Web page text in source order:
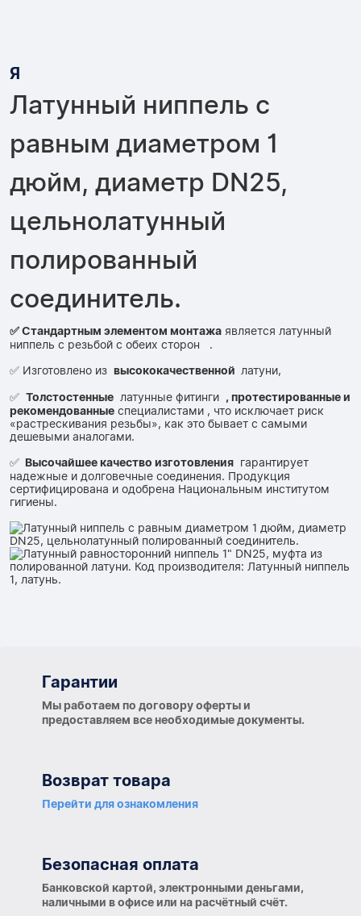
Я
Латунный ниппель с
равным диаметром 1
дюйм, диаметр DN25,
цельнолатунный
полированный
соединитель.
✅ Стандартным элементом монтажа является латунный
ниппель с резьбой с обеих сторон
.
✅ Изготовлено из высококачественной латуни,
✅ Толстостенные латунные фитинги , протестированные и
рекомендованные специалистами , что исключает риск
«растрескивания резьбы», как это бывает с самыми
дешевыми аналогами.
✅ Высочайшее качество изготовления гарантирует
надежные и долговечные соединения. Продукция
сертифицирована и одобрена Национальным институтом
гигиены.
Гарантии
Мы работаем по договору оферты и
предоставляем все необходимые документы.
Возврат товара
Перейти для ознакомления
Безопасная оплата
Банковской картой, электронными деньгами,
наличными в офисе или на расчётный счёт.